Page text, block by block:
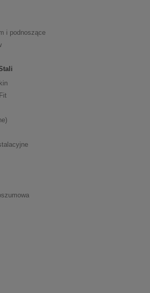
i podnoszące